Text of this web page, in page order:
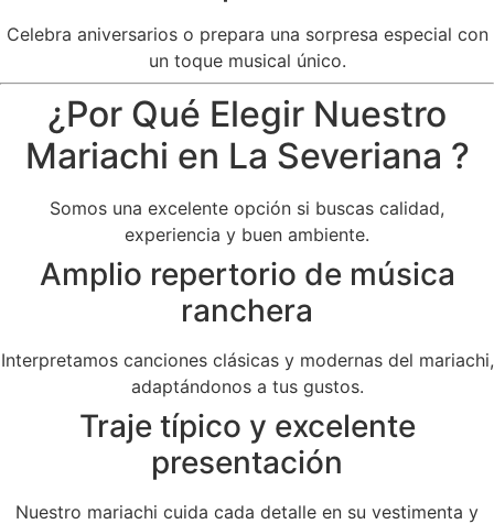
Celebra aniversarios o prepara una sorpresa especial con
un toque musical único.
¿Por Qué Elegir Nuestro
Mariachi en La Severiana ?
Somos una excelente opción si buscas calidad,
experiencia y buen ambiente.
Amplio repertorio de música
ranchera
Interpretamos canciones clásicas y modernas del mariachi,
adaptándonos a tus gustos.
Traje típico y excelente
presentación
Nuestro mariachi cuida cada detalle en su vestimenta y